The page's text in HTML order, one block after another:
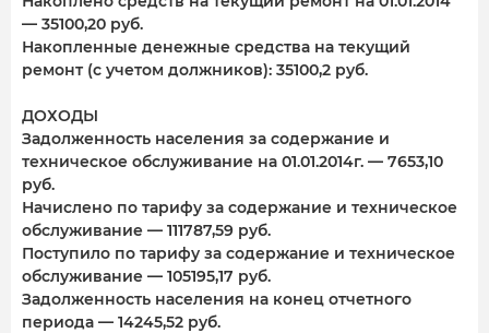
— 35100,20 руб.
Накопленные денежные средства на текущий
ремонт (с учетом должников): 35100,2 руб.
ДОХОДЫ
Задолженность населения за содержание и
техническое обслуживание на 01.01.2014г. — 7653,10
руб.
Начислено по тарифу за содержание и техническое
обслуживание — 111787,59 руб.
Поступило по тарифу за содержание и техническое
обслуживание — 105195,17 руб.
Задолженность населения на конец отчетного
периода — 14245,52 руб.